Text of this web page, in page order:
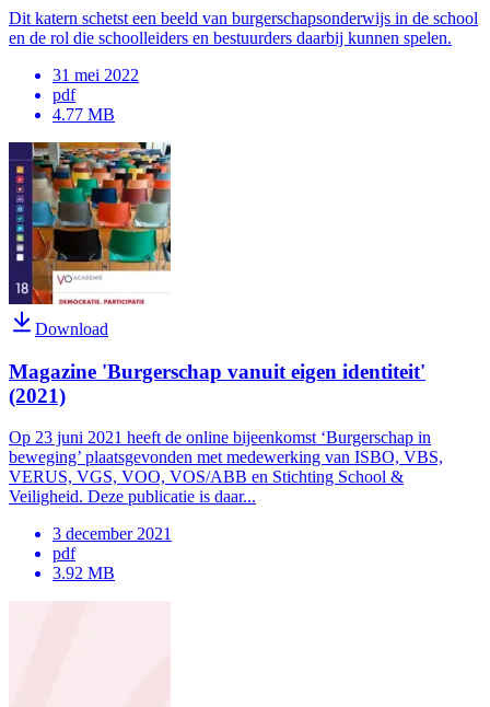
Dit katern schetst een beeld van burgerschapsonderwijs in de school
en de rol die schoolleiders en bestuurders daarbij kunnen spelen.
31 mei 2022
pdf
4.77 MB
Download
Magazine 'Burgerschap vanuit eigen identiteit'
(2021)
Op 23 juni 2021 heeft de online bijeenkomst ‘Burgerschap in
beweging’ plaatsgevonden met medewerking van ISBO, VBS,
VERUS, VGS, VOO, VOS/ABB en Stichting School &
Veiligheid. Deze publicatie is daar...
3 december 2021
pdf
3.92 MB